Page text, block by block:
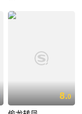
8.0